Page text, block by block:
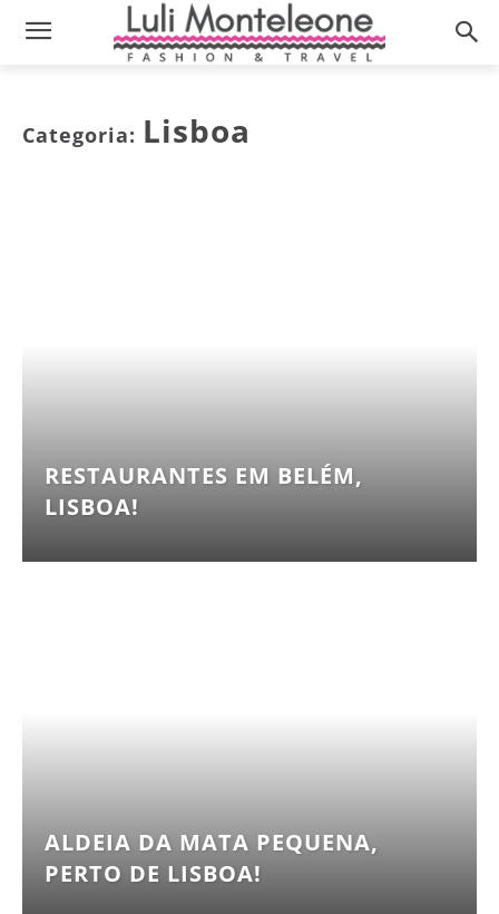
Categoria: Lisboa
RESTAURANTES EM BELÉM,
LISBOA!
ALDEIA DA MATA PEQUENA,
PERTO DE LISBOA!